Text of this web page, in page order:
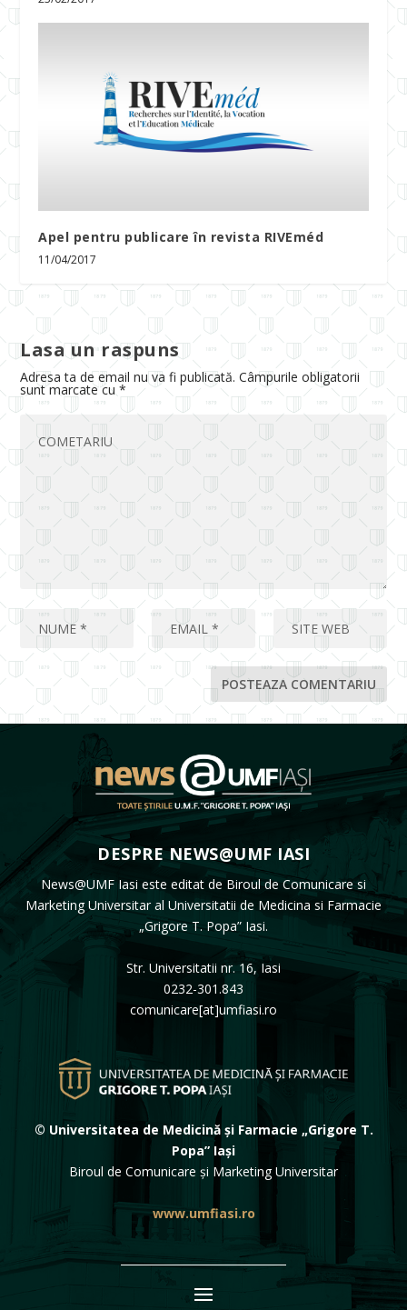
Apel pentru publicare în revista RIVEméd
11/04/2017
Lasa un raspuns
Adresa ta de email nu va fi publicată. Câmpurile obligatorii
sunt marcate cu*
DESPRE NEWS@UMF IASI
News@UMF Iasi este editat de Biroul de Comunicare si
Marketing Universitar al Universitatii de Medicina si Farmacie
„Grigore T. Popa” Iasi.
Str. Universitatii nr. 16, Iasi
0232-301.843
comunicare[at]umfiasi.ro
© Universitatea de Medicină și Farmacie „Grigore T.
Popa” Iași
Biroul de Comunicare și Marketing Universitar
www.umfiasi.ro